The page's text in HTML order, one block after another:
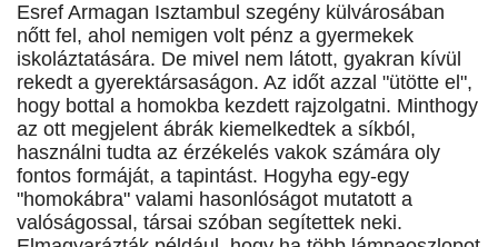
Esref Armagan Isztambul szegény külvárosában
nőtt fel, ahol nemigen volt pénz a gyermekek
iskoláztatására. De mivel nem látott, gyakran kívül
rekedt a gyerektársaságon. Az időt azzal "ütötte el",
hogy bottal a homokba kezdett rajzolgatni. Minthogy
az ott megjelent ábrák kiemelkedtek a síkból,
használni tudta az érzékelés vakok számára oly
fontos formáját, a tapintást. Hogyha egy-egy
"homokábra" valami hasonlóságot mutatott a
valóságossal, társai szóban segítettek neki.